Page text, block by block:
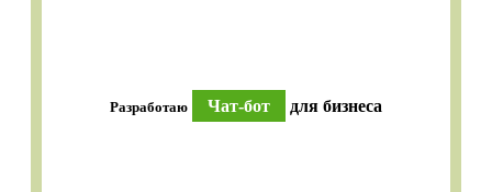
Разработаю Чат-бот для бизнеса